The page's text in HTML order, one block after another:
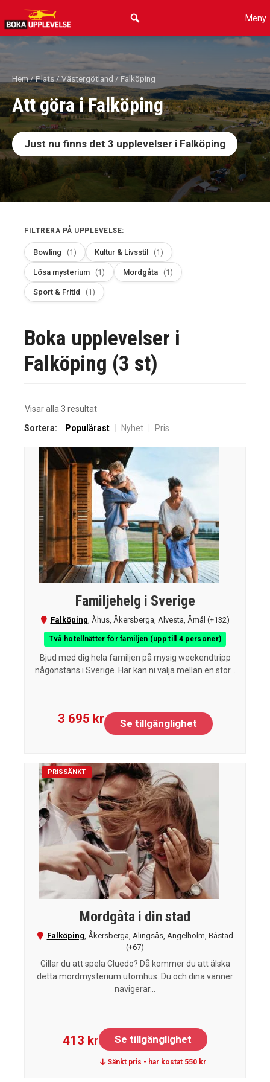
Hoppa
till
innehåll
Meny
Hem/Plats /Västergötland / Falköping
Att göra i Falköping
Just nu finns det 3 upplevelser i Falköping
FILTRERA PÅ UPPLEVELSE:
Bowling (1) Kultur & Livsstil (1)
Lösa mysterium (1) Mordgåta (1)
Sport & Fritid (1)
Boka upplevelser i
Falköping (3 st)
Visar alla 3 resultatSortera
senaste
Sortera: Populärast Nyhet Pris
Familjehelg i Sverige
Falköping, Åhus, Åkersberga, Alvesta, Åmål (+132)
Två hotellnätter för familjen (upp till 4 personer)
Bjud med dig hela familjen på mysig weekendtripp
någonstans i Sverige. Här kan ni välja mellan en stor...
3 695 kr Se tillgänglighet
PRISSÄNKT
Mordgåta i din stad
Falköping, Åkersberga, Alingsås, Ängelholm, Båstad
(+67)
Gillar du att spela Cluedo? Då kommer du att älska
detta mordmysterium utomhus. Du och dina vänner
navigerar...
413 kr Se tillgänglighet
Sänkt pris - har kostat 550 kr